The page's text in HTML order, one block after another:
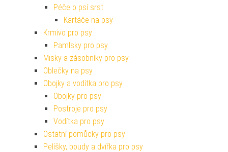
Péče o psí srst
Kartáče na psy
Krmivo pro psy
Pamlsky pro psy
Misky a zásobníky pro psy
Oblečky na psy
Obojky a vodítka pro psy
Obojky pro psy
Postroje pro psy
Vodítka pro psy
Ostatní pomůcky pro psy
Pelíšky, boudy a dvířka pro psy